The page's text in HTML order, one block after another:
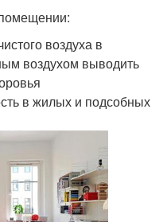
воздуха в
воздухом выводить
в жилых и подсобных